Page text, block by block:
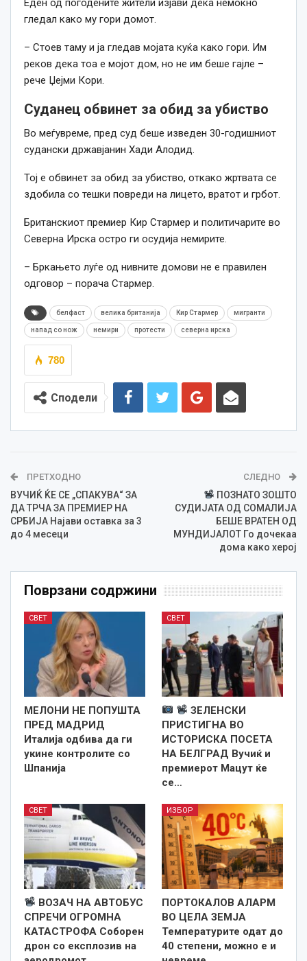
Еден од погодените жители изјави дека немоќно
гледал како му гори домот.
– Стоев таму и ја гледав мојата куќа како гори. Им
реков дека тоа е мојот дом, но не им беше гајле –
рече Џејми Кори.
Суданец обвинет за обид за убиство
Во меѓувреме, пред суд беше изведен 30-годишниот
судански државјанин Хади Алодид.
Тој е обвинет за обид за убиство, откако жртвата се
здобила со тешки повреди на лицето, вратот и грбот.
Британскиот премиер Кир Стармер и политичарите во
Северна Ирска остро ги осудија немирите.
– Бркањето луѓе од нивните домови не е правилен
одговор – порача Стармер.
белфаст велика британија Кир Стармер мигранти
напад со нож немири протести северна ирска
780
Сподели
ПРЕТХОДНО
ВУЧИЌ ЌЕ СЕ „СПАКУВА“ ЗА
ДА ТРЧА ЗА ПРЕМИЕР НА
СРБИЈА Најави оставка за 3
до 4 месеци
СЛЕДНО
ПОЗНАТО ЗОШТО
СУДИЈАТА ОД СОМАЛИЈА
БЕШЕ ВРАТЕН ОД
МУНДИЈАЛОТ Го дочекаа
дома како херој
Поврзани содржини
СВЕТ
МЕЛОНИ НЕ ПОПУШТА
ПРЕД МАДРИД
Италија одбива да ги
укине контролите со
Шпанија
СВЕТ
ЗЕЛЕНСКИ
ПРИСТИГНА ВО
ИСТОРИСКА ПОСЕТА
НА БЕЛГРАД Вучиќ и
премиерот Мацут ќе
се…
СВЕТ
ВОЗАЧ НА АВТОБУС
СПРЕЧИ ОГРОМНА
КАТАСТРОФА Соборен
дрон со експлозив на
ИЗБОР
ПОРТОКАЛОВ АЛАРМ
ВО ЦЕЛА ЗЕМЈА
Температурите одат до
40 степени, можно е и